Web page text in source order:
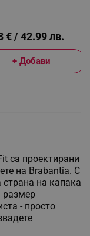
€ / 42.99 лв.
+ Добави
са проектирани
на Brabantia. С
на капака
размер
- просто